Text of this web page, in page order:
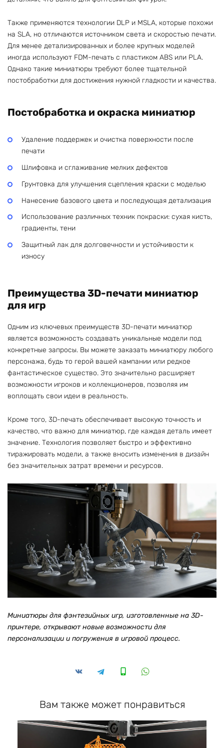
Также применяются технологии DLP и MSLA, которые похожи
на SLA, но отличаются источником света и скоростью печати.
Для менее детализированных и более крупных моделей
иногда используют FDM-печать с пластиком ABS или PLA.
Однако такие миниатюры требуют более тщательной
постобработки для достижения нужной гладкости и качества.
Постобработка и окраска миниатюр
Удаление поддержек и очистка поверхности после
печати
Шлифовка и сглаживание мелких дефектов
Грунтовка для улучшения сцепления краски с моделью
Нанесение базового цвета и последующая детализация
Использование различных техник покраски: сухая кисть,
градиенты, тени
Защитный лак для долговечности и устойчивости к
износу
Преимущества 3D-печати миниатюр
для игр
Одним из ключевых преимуществ 3D-печати миниатюр
является возможность создавать уникальные модели под
конкретные запросы. Вы можете заказать миниатюру любого
персонажа, будь то герой вашей кампании или редкое
фантастическое существо. Это значительно расширяет
возможности игроков и коллекционеров, позволяя им
воплощать свои идеи в реальность.
Кроме того, 3D-печать обеспечивает высокую точность и
качество, что важно для миниатюр, где каждая деталь имеет
значение. Технология позволяет быстро и эффективно
тиражировать модели, а также вносить изменения в дизайн
без значительных затрат времени и ресурсов.
Миниатюры для фэнтезийных игр, изготовленные на 3D-
принтере, открывают новые возможности для
персонализации и погружения в игровой процесс.
Вам также может понравиться